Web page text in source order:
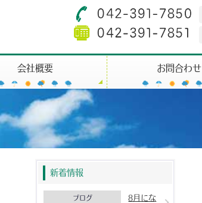
会社概要 お問合わせ
新着情報
ブログ
8月にな